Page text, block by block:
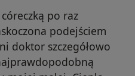
po raz
podejściem
doktor szczegółowo